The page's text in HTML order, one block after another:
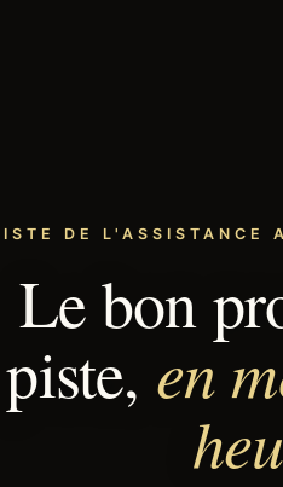
DE L'ASSISTANCE
Le bon
piste, en